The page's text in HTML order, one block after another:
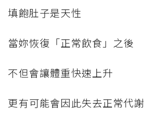
填飽肚子是天性
當妳恢復「正常飲食」之後
不但會讓體重快速上升
更有可能會因此失去正常代謝